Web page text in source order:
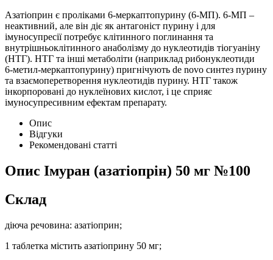
Азатіоприн є проліками 6‑меркаптопурину (6‑МП). 6‑МП –
неактивний, але він діє як антагоніст пурину і для
імуносупресії потребує клітинного поглинання та
внутрішньоклітинного анаболізму до нуклеотидів тіогуаніну
(НТГ). НТГ та інші метаболіти (наприклад рибонуклеотиди
6‑метил-меркаптопурину) пригнічують de novo синтез пурину
та взаємоперетворення нуклеотидів пурину. НТГ також
інкорпоровані до нуклеїнових кислот, і це сприяє
імуносупресивним ефектам препарату.
Опис
Відгуки
Рекомендовані статті
Опис Імуран (азатіопрін) 50 мг №100
Склад
діюча речовина: азатіоприн;
1 таблетка містить азатіоприну 50 мг;